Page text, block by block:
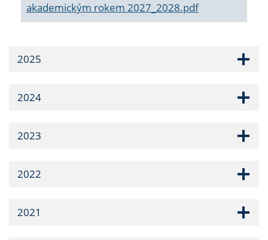
akademickým rokem 2027_2028.pdf
2025
2024
2023
2022
2021